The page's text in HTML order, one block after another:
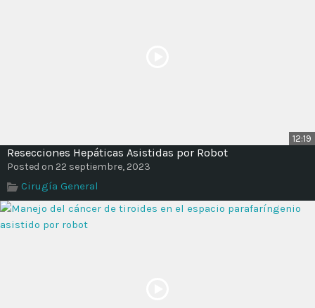
12:19
Resecciones Hepáticas Asistidas por Robot
Posted on 22 septiembre, 2023
Cirugía General